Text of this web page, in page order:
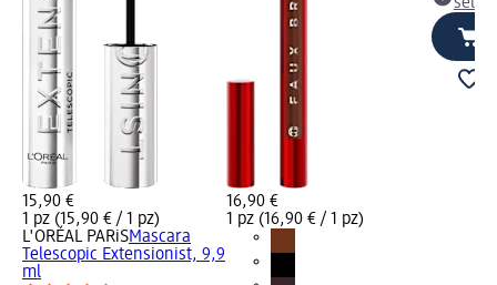
15,90 €
1 pz (15,90 € / 1 pz)
L'ORÉAL PARiSMascara
Telescopic Extensionist, 9,9
ml
16,90 €
1 pz (16,90 € / 1 pz)